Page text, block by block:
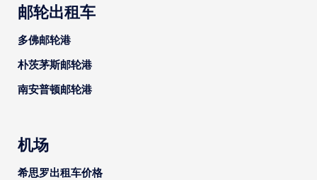
邮轮出租车
多佛邮轮港
朴茨茅斯邮轮港
南安普顿邮轮港
机场
希思罗出租车价格